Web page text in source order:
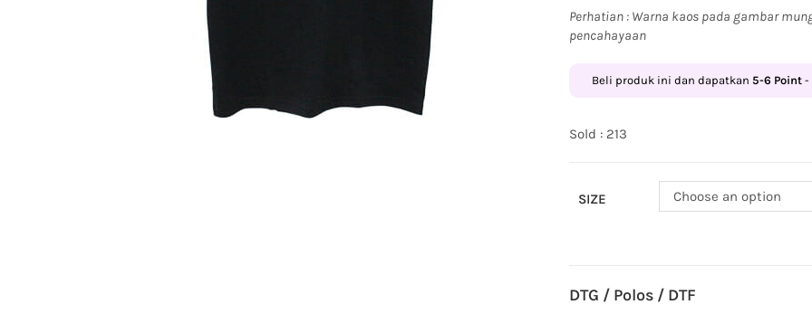
Perhatian : Warna kaos pada gambar
pencahayaan
Beli produk ini dan dapatkan 5-6 Point-
Sold : 213
SIZE Choose an option
DTG / Polos / DTF